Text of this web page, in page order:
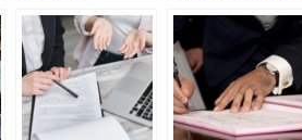
les hommes
avantages